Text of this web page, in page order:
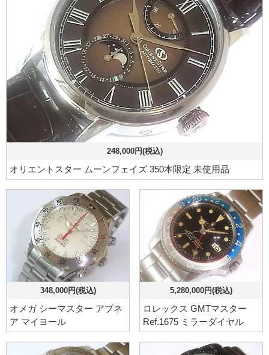
248,000円(税込)
オリエントスター ムーンフェイズ 350本限定 未使用品
348,000円(税込)
オメガ シーマスター アプネ
ア マイヨール
5,280,000円(税込)
ロレックス GMTマスター
Ref.1675 ミラーダイヤル